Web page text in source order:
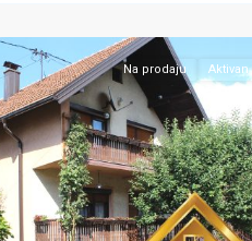
Na prodaju Aktivan